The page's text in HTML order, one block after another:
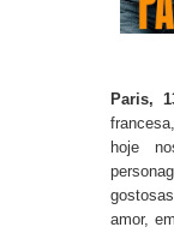
Paris,
hoje
amor,